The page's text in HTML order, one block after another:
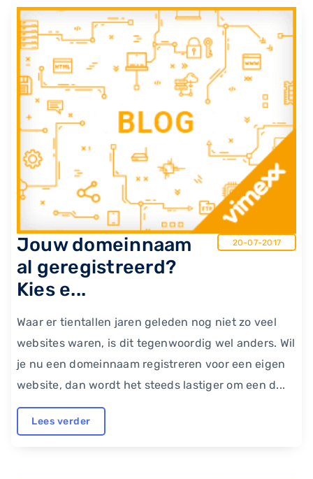
Jouw domeinnaam
al geregistreerd?
Kies e...
20-07-2017
Waar er tientallen jaren geleden nog niet zo veel
websites waren, is dit tegenwoordig wel anders. Wil
je nu een domeinnaam registreren voor een eigen
website, dan wordt het steeds lastiger om een d...
Lees verder